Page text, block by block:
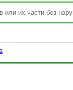
или их части без